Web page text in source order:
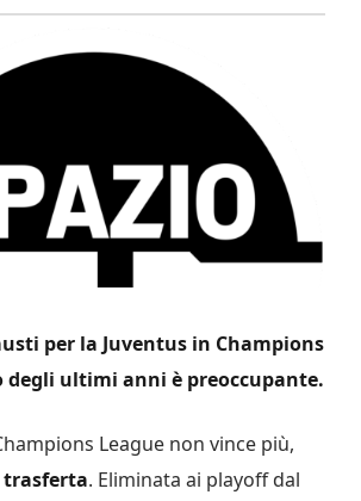
per la Juventus in Champions
degli ultimi anni è preoccupante.
League non vince più,
. Eliminata ai playoff dal